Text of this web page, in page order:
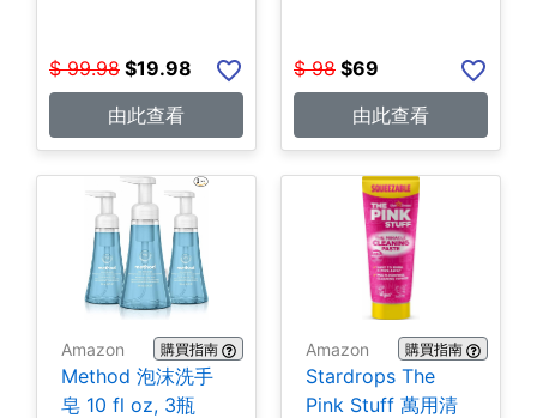
$ 99.98 $19.98
由此查看
$ 98 $69
由此查看
Amazon 購買指南
Method 泡沫洗手
皂 10 fl oz, 3瓶
Amazon 購買指南
Stardrops The
Pink Stuff 萬用清